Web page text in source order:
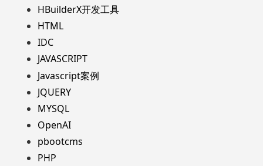
HBuilderX开发工具
HTML
IDC
JAVASCRIPT
Javascript案例
JQUERY
MYSQL
OpenAI
pbootcms
PHP